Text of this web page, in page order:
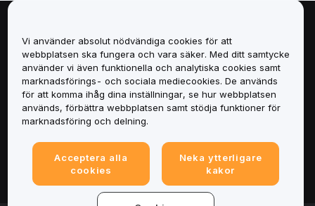
Tjänster
Support
Vi använder absolut nödvändiga cookies för att
webbplatsen ska fungera och vara säker. Med ditt samtycke
använder vi även funktionella och analytiska cookies samt
marknadsförings- och sociala mediecookies. De används
för att komma ihåg dina inställningar, se hur webbplatsen
används, förbättra webbplatsen samt stödja funktioner för
marknadsföring och delning.
Acceptera alla
cookies
Neka ytterligare
kakor